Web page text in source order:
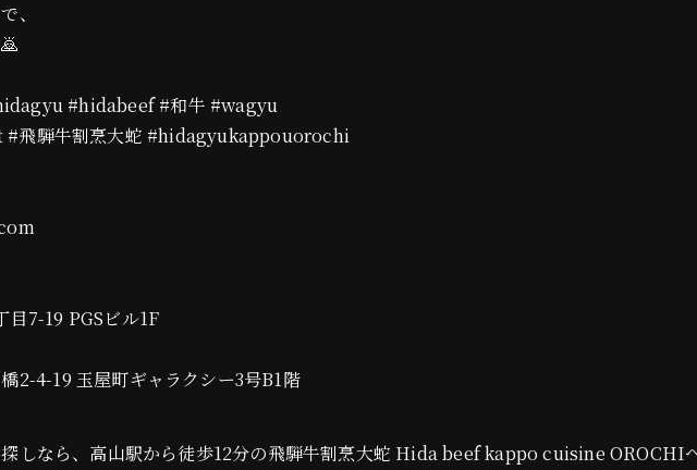
、
#hidabeef #和牛 #wagyu
飛騨牛割烹大蛇 #hidagyukappouorochi
目7-19 PGSビル1F
2-4-19 玉屋町ギャラクシー3号B1階
しなら、高山駅から徒歩12分の飛騨牛割烹大蛇 Hida beef kappo cuisine OROCHI